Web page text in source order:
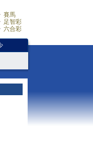
賽馬
足智彩
六合彩